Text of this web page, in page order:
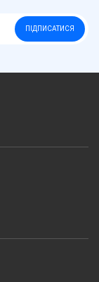
ПІДПИСАТИСЯ